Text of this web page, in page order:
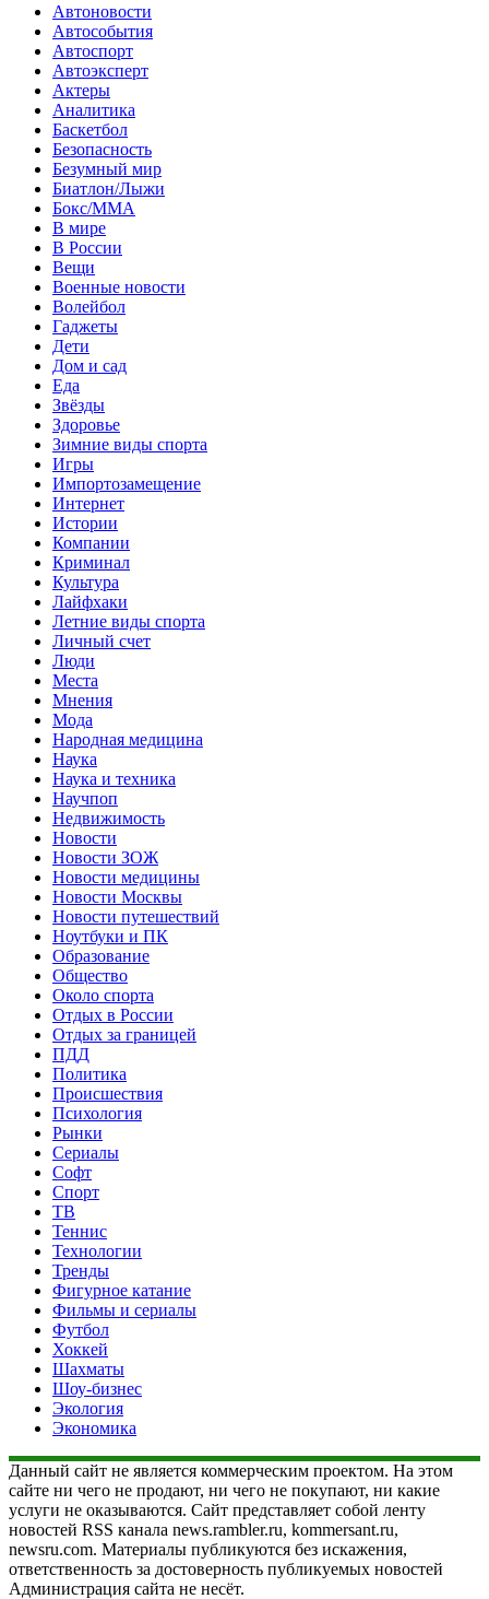
Автоновости
Автособытия
Автоспорт
Автоэксперт
Актеры
Аналитика
Баскетбол
Безопасность
Безумный мир
Биатлон/Лыжи
Бокс/MMA
В мире
В России
Вещи
Военные новости
Волейбол
Гаджеты
Дети
Дом и сад
Еда
Звёзды
Здоровье
Зимние виды спорта
Игры
Импортозамещение
Интернет
Истории
Компании
Криминал
Культура
Лайфхаки
Летние виды спорта
Личный счет
Люди
Места
Мнения
Мода
Народная медицина
Наука
Наука и техника
Научпоп
Недвижимость
Новости
Новости ЗОЖ
Новости медицины
Новости Москвы
Новости путешествий
Ноутбуки и ПК
Образование
Общество
Около спорта
Отдых в России
Отдых за границей
ПДД
Политика
Происшествия
Психология
Рынки
Сериалы
Софт
Спорт
ТВ
Теннис
Технологии
Тренды
Фигурное катание
Фильмы и сериалы
Футбол
Хоккей
Шахматы
Шоу-бизнес
Экология
Экономика
Данный сайт не является коммерческим проектом. На этом
сайте ни чего не продают, ни чего не покупают, ни какие
услуги не оказываются. Сайт представляет собой ленту
новостей RSS канала news.rambler.ru, kommersant.ru,
newsru.com. Материалы публикуются без искажения,
ответственность за достоверность публикуемых новостей
Администрация сайта не несёт.